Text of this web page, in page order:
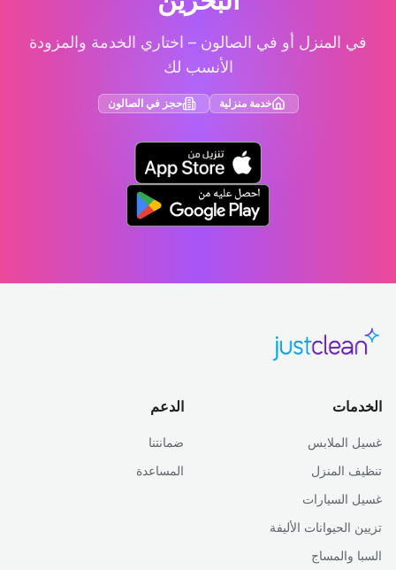
في المنزل أو في الصالون – اختاري الخدمة والمزودة
الأنسب لك
خدمة منزلية حجز في الصالون
الخدمات
غسيل الملابس
تنظيف المنزل
غسيل السيارات
تزيين الحيوانات الأليفة
السبا والمساج
الدعم
ضمانتنا
المساعدة